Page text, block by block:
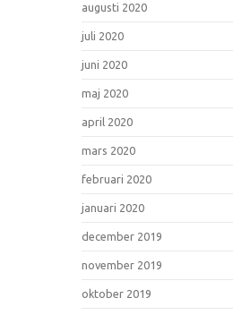
augusti 2020
juli 2020
juni 2020
maj 2020
april 2020
mars 2020
februari 2020
januari 2020
december 2019
november 2019
oktober 2019